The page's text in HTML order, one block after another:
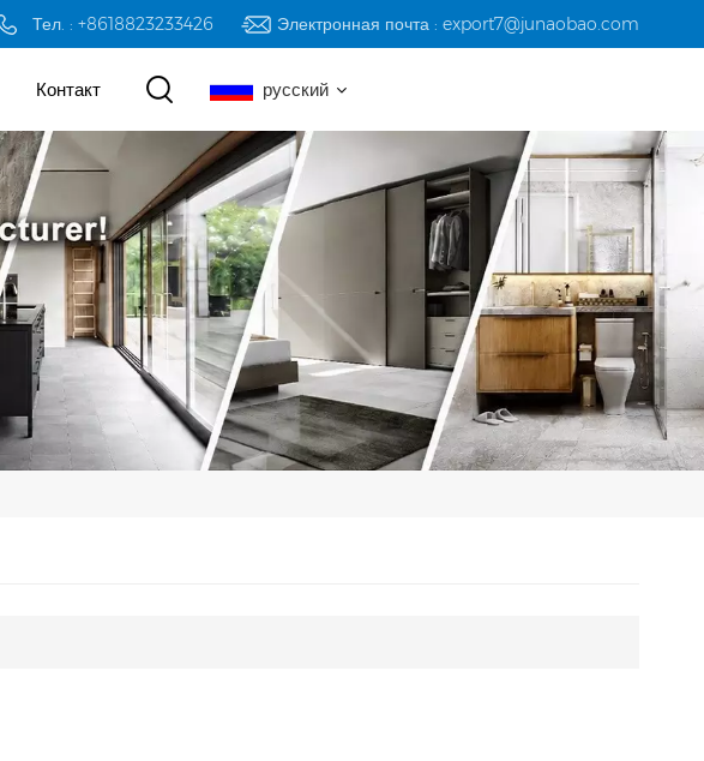
Тел. : +8618823233426 Электронная почта : export7@junaobao.com
Контакт русский
English
русский
español
العربية